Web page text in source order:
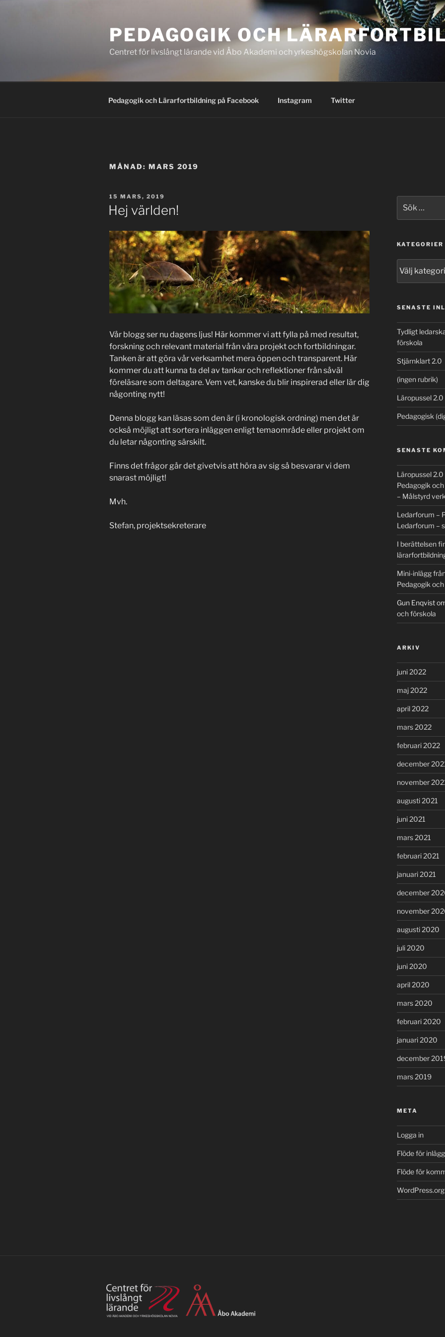
PEDAGOGIK OCH
Centret för livslångt lärande vid Åbo Akademi och yrkeshögskolan Novia
Pedagogik och Lärarfortbildning på Facebook Instagram Twitter
MÅNAD: MARS 2019
PUBLICERAT
15 MARS, 2019
Hej världen!
Vår blogg ser nu dagens ljus! Här kommer vi att fylla på med resultat,
forskning och relevant material från våra projekt och fortbildningar.
Tanken är att göra vår verksamhet mera öppen och transparent. Här
kommer du att kunna ta del av tankar och reflektioner från såväl
föreläsare som deltagare. Vem vet, kanske du blir inspirerad eller lär dig
någonting nytt!
Denna blogg kan läsas som den är (i kronologisk ordning) men det är
också möjligt att sortera inläggen enligt temaområde eller projekt om
du letar någonting särskilt.
Finns det frågor går det givetvis att höra av sig så besvarar vi dem
snarast möjligt!
Mvh.
Stefan, projektsekreterare
efter:
KATEGORIER
SENASTE
Tydligt
förskola
Stjärnklart 2.0
(ingen rubrik)
Läropussel
Pedagogisk
SENASTE
Läropussel
Pedagogik
– Målstyrd
Ledarforum –
Ledarforum –
I berättelsen
Mini-inlägg
Pedagogik
Gun Enqvist
och förskola
ARKIV
juni 2022
maj 2022
april 2022
mars 2022
februari 2022
december
november
augusti 2021
juni 2021
mars 2021
februari 2021
januari 2021
december
november
augusti 2020
juli 2020
juni 2020
april 2020
mars 2020
februari 2020
januari 2020
december
mars 2019
META
Logga in
Flöde för inlägg
Flöde för
WordPress.org